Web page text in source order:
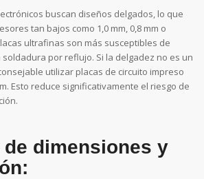
buscan diseños delgados, lo que
tan bajos como 1,0 mm, 0,8 mm o
ultrafinas son más susceptibles de
por reflujo. Si la delgadez no es un
utilizar placas de circuito impreso
Esto reduce significativamente el riesgo de
de dimensiones y